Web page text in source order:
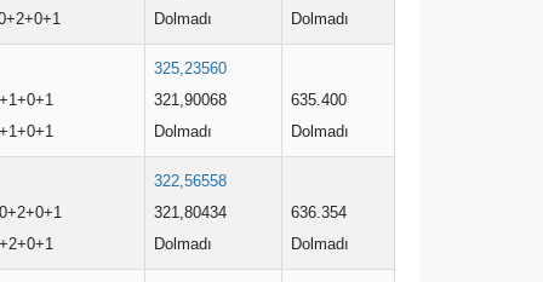
Dolmadı
Dolmadı
325,23560
321,90068
Dolmadı
635.400
Dolmadı
322,56558
321,80434
Dolmadı
636.354
Dolmadı